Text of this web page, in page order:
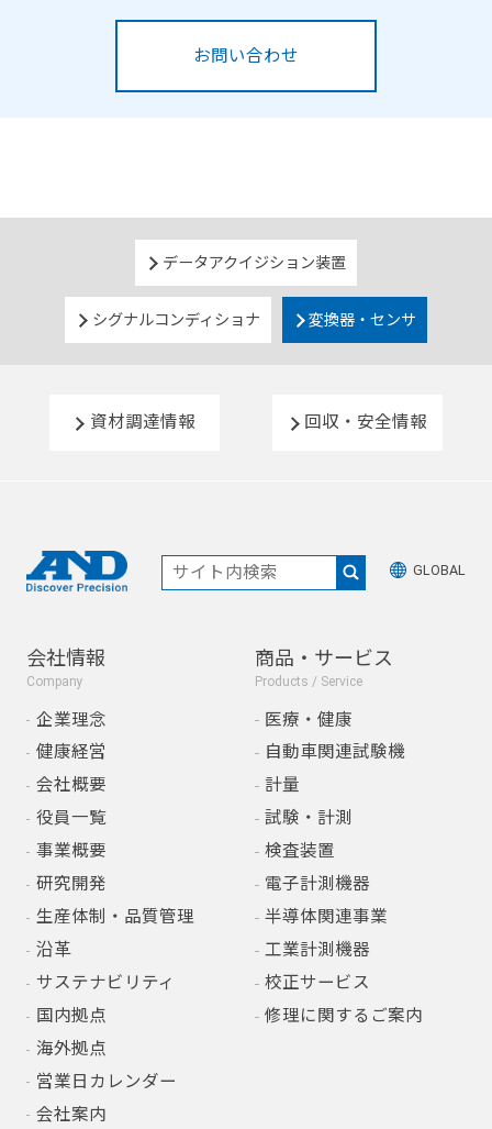
お問い合わせ
データアクイジション装置
シグナルコンディショナ 変換器・センサ
資材調達情報 回収・安全情報
GLOBAL
会社情報
Company
企業理念
健康経営
会社概要
役員一覧
事業概要
研究開発
生産体制・品質管理
沿革
サステナビリティ
国内拠点
海外拠点
営業日カレンダー
会社案内
商品・サービス
Products / Service
医療・健康
自動車関連試験機
計量
試験・計測
検査装置
電子計測機器
半導体関連事業
工業計測機器
校正サービス
修理に関するご案内